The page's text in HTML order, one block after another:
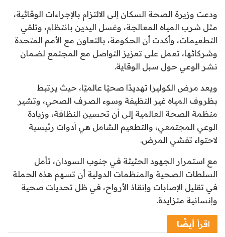
ودعت وزيرة الصحة السكان إلى الالتزام بالإجراءات الوقائية،
مثل شرب المياه المعالجة، وغسل اليدين بانتظام، وتلقي
التطعيمات، وأكدت أن الحكومة، بالتعاون مع الأمم المتحدة
وشركائها، تعمل على تعزيز التواصل مع المجتمع لضمان
نشر الوعي حول سبل الوقاية.
ويعد مرض الكوليرا تهديدًا صحيًا عالميًا، حيث يرتبط
بظروف المياه غير النظيفة وسوء الصرف الصحي، وتشير
منظمة الصحة العالمية إلى أن تحسين النظافة، وزيادة
الوعي المجتمعي، والتطعيم الشامل هي أدوات رئيسية
لاحتواء تفشي المرض.
مع استمرار الجهود الحثيثة في جنوب السودان، تأمل
السلطات الصحية والمنظمات الدولية أن تسهم هذه الحملة
في تقليل الإصابات وإنقاذ الأرواح، في ظل تحديات صحية
وإنسانية متزايدة.
اقرأ أيضًا